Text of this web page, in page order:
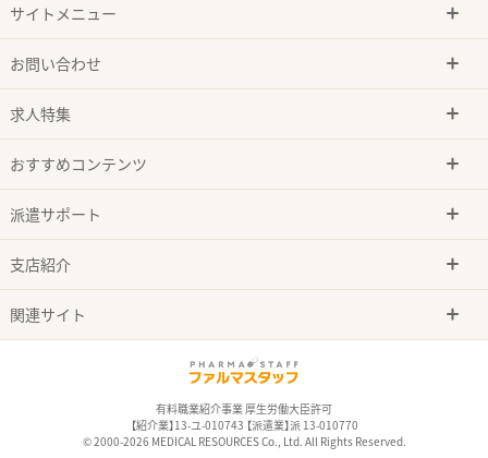
サイトメニュー
お問い合わせ
求人特集
おすすめコンテンツ
派遣サポート
支店紹介
関連サイト
有料職業紹介事業 厚生労働大臣許可
【紹介業】13-ユ-010743 【派遣業】派 13-010770
© 2000-2026 MEDICAL RESOURCES Co., Ltd. All Rights Reserved.